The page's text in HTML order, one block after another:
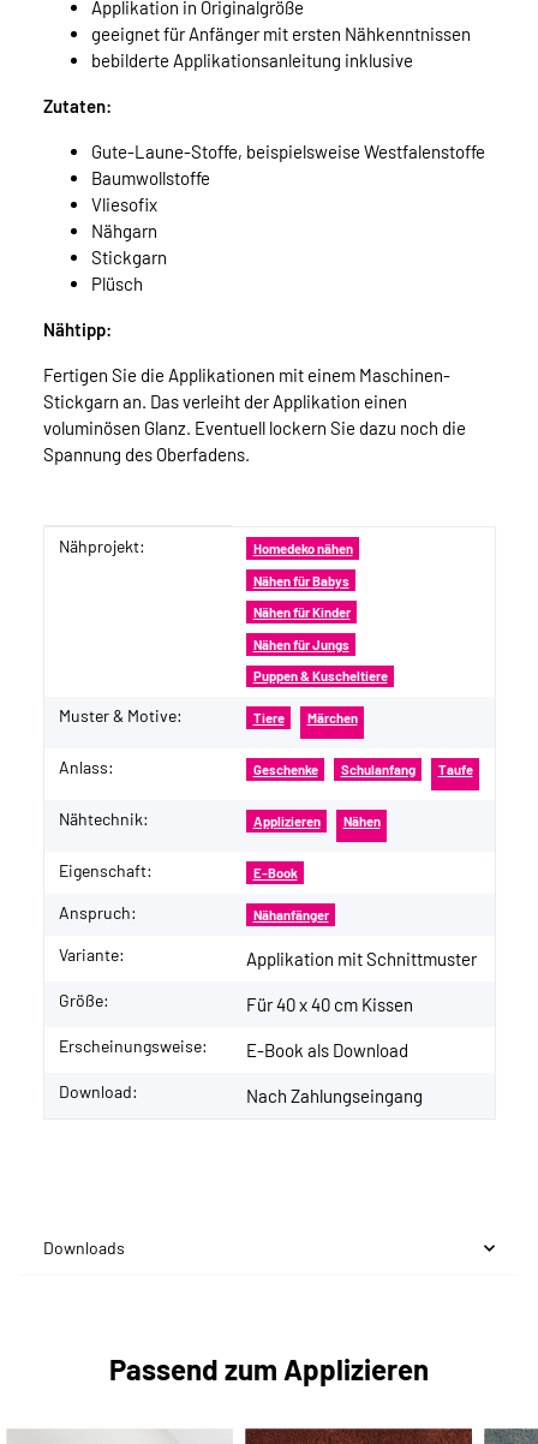
Applikation in Originalgröße
geeignet für Anfänger mit ersten Nähkenntnissen
bebilderte Applikationsanleitung inklusive
Zutaten:
Gute-Laune-Stoffe, beispielsweise Westfalenstoffe
Baumwollstoffe
Vliesofix
Nähgarn
Stickgarn
Plüsch
Nähtipp:
Fertigen Sie die Applikationen mit einem Maschinen-
Stickgarn an. Das verleiht der Applikation einen
voluminösen Glanz. Eventuell lockern Sie dazu noch die
Spannung des Oberfadens.
Produkteigenschaft
Wert
Nähprojekt: Homedeko nähen
Nähen für Babys
Nähen für Kinder
Nähen für Jungs
Puppen & Kuscheltiere
Muster & Motive: Tiere Märchen
Anlass: Geschenke Schulanfang Taufe
Nähtechnik: Applizieren Nähen
Eigenschaft: E-Book
Anspruch: Nähanfänger
Variante: Applikation mit Schnittmuster
Größe: Für 40 x 40 cm Kissen
Erscheinungsweise: E-Book als Download
Download: Nach Zahlungseingang
Downloads
Passend zum Applizieren